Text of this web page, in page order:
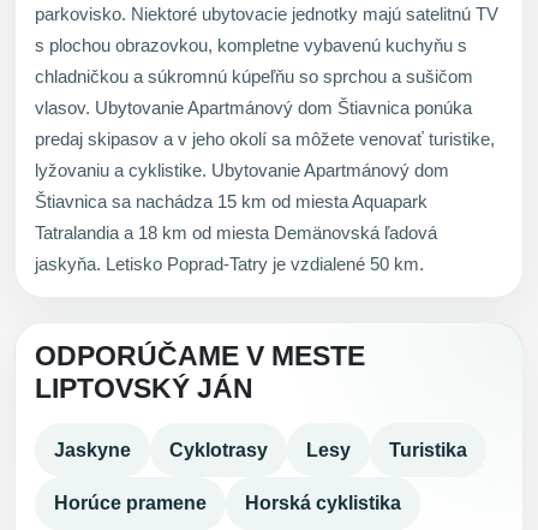
parkovisko. Niektoré ubytovacie jednotky majú satelitnú TV
s plochou obrazovkou, kompletne vybavenú kuchyňu s
chladničkou a súkromnú kúpeľňu so sprchou a sušičom
vlasov. Ubytovanie Apartmánový dom Štiavnica ponúka
predaj skipasov a v jeho okolí sa môžete venovať turistike,
lyžovaniu a cyklistike. Ubytovanie Apartmánový dom
Štiavnica sa nachádza 15 km od miesta Aquapark
Tatralandia a 18 km od miesta Demänovská ľadová
jaskyňa. Letisko Poprad-Tatry je vzdialené 50 km.
ODPORÚČAME V MESTE
LIPTOVSKÝ JÁN
Jaskyne Cyklotrasy Lesy Turistika
Horúce pramene Horská cyklistika